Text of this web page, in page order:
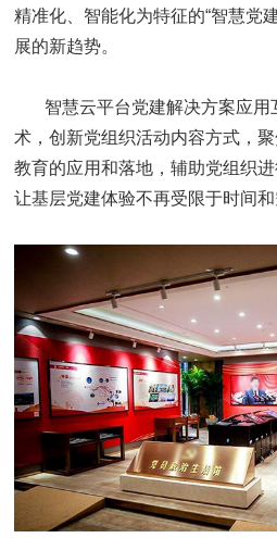
精准化、智能化为特征的“智慧党
展的新趋势。
智慧云平台党建解决方案应
术，创新党组织活动内容方式，
教育的应用和落地，辅助党组织
让基层党建体验不再受限于时间和